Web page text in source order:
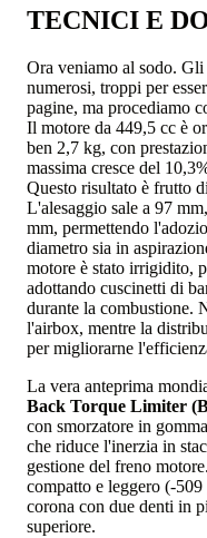
TECNICI E
Ora veniamo al sodo.
numerosi, troppi per
pagine, ma procediamo
Il motore da 449,5 cc è
ben 2,7 kg, con
massima cresce del
Questo risultato è frutto
L'alesaggio sale a 97
mm, permettendo
diametro sia in
motore è stato irrigidito,
adottando cuscinetti di
durante la combustione.
l'airbox, mentre la
per migliorarne
La vera anteprima
Back Torque Limiter
con smorzatore in
che riduce l'inerzia in
gestione del freno
compatto e leggero (-
corona con due denti in
superiore.